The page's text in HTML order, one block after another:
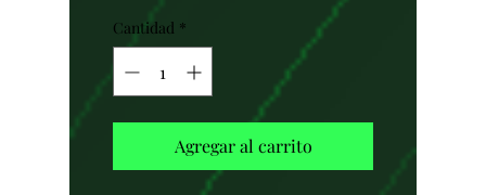
Cantidad *
Agregar al carrito